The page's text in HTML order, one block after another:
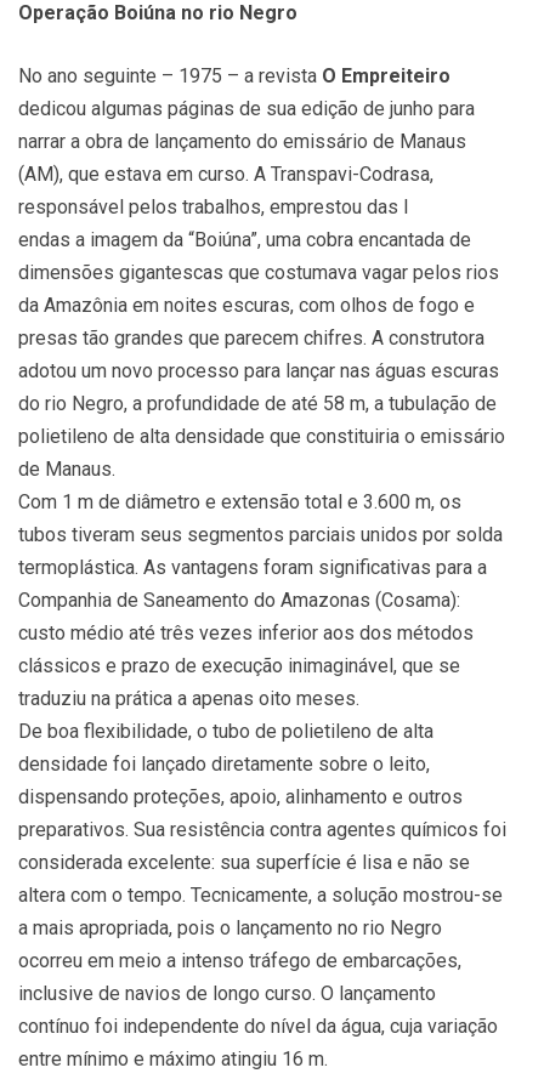
Operação Boiúna no rio Negro
No ano seguinte – 1975 – a revista O Empreiteiro
dedicou algumas páginas de sua edição de junho para
narrar a obra de lançamento do emissário de Manaus
(AM), que estava em curso. A Transpavi-Codrasa,
responsável pelos trabalhos, emprestou das l
endas a imagem da “Boiúna”, uma cobra encantada de
dimensões gigantescas que costumava vagar pelos rios
da Amazônia em noites escuras, com olhos de fogo e
presas tão grandes que parecem chifres. A construtora
adotou um novo processo para lançar nas águas escuras
do rio Negro, a profundidade de até 58 m, a tubulação de
polietileno de alta densidade que constituiria o emissário
de Manaus.
Com 1 m de diâmetro e extensão total e 3.600 m, os
tubos tiveram seus segmentos parciais unidos por solda
termoplástica. As vantagens foram significativas para a
Companhia de Saneamento do Amazonas (Cosama):
custo médio até três vezes inferior aos dos métodos
clássicos e prazo de execução inimaginável, que se
traduziu na prática a apenas oito meses.
De boa flexibilidade, o tubo de polietileno de alta
densidade foi lançado diretamente sobre o leito,
dispensando proteções, apoio, alinhamento e outros
preparativos. Sua resistência contra agentes químicos foi
considerada excelente: sua superfície é lisa e não se
altera com o tempo. Tecnicamente, a solução mostrou-se
a mais apropriada, pois o lançamento no rio Negro
ocorreu em meio a intenso tráfego de embarcações,
inclusive de navios de longo curso. O lançamento
contínuo foi independente do nível da água, cuja variação
entre mínimo e máximo atingiu 16 m.